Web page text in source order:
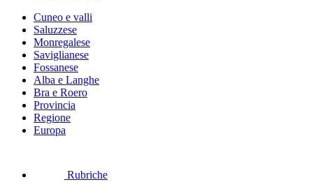
Cuneo e valli
Saluzzese
Monregalese
Saviglianese
Fossanese
Alba e Langhe
Bra e Roero
Provincia
Regione
Europa
Rubriche